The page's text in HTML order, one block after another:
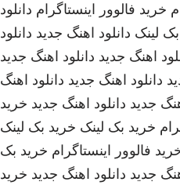
خرید فالوور اینستاگرام دانلود
لینک دانلود اهنگ جدید دانلود
اهنگ جدید دانلود اهنگ جدید
دانلود اهنگ جدید دانلود اهنگ
جدید دانلود اهنگ جدید خرید
خرید بک لینک خرید بک لینک
فالوور اینستاگرام خرید بک
جدید دانلود اهنگ جدید خرید